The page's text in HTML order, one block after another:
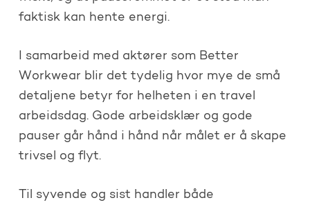
faktisk kan hente energi.
I samarbeid med aktører som Better
Workwear blir det tydelig hvor mye de små
detaljene betyr for helheten i en travel
arbeidsdag. Gode arbeidsklær og gode
pauser går hånd i hånd når målet er å skape
trivsel og flyt.
Til syvende og sist handler både